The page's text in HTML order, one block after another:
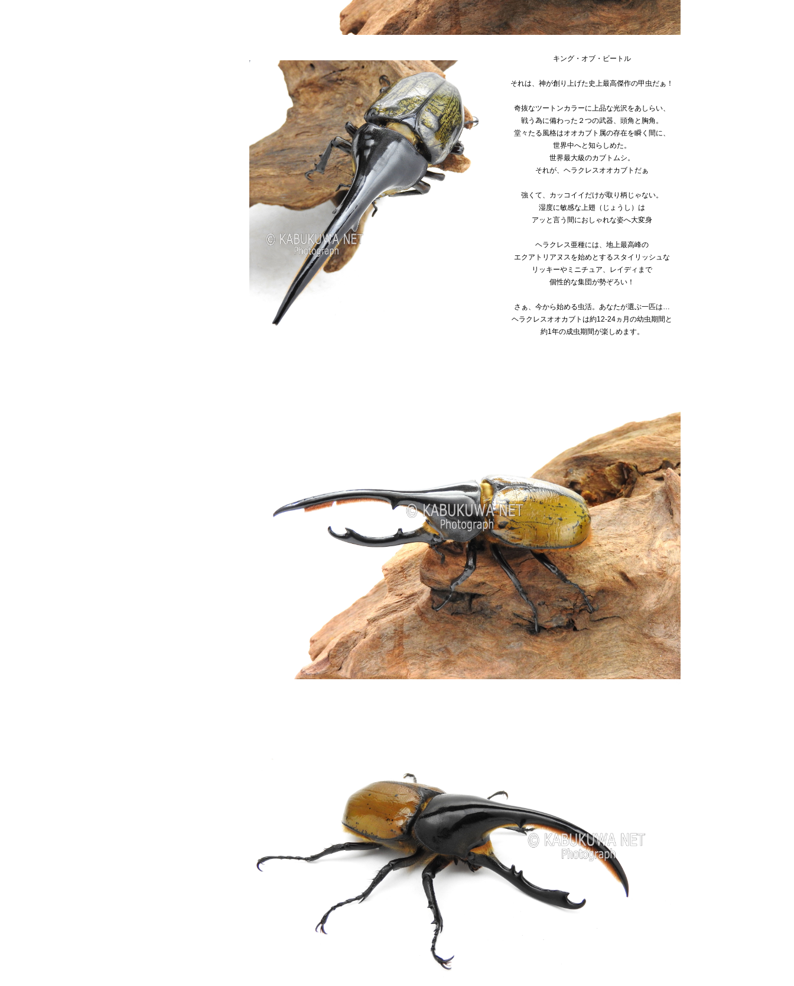
キング・オブ・ビートル
それは、神が創り上げた史上最高傑作の甲虫だぁ！
奇抜なツートンカラーに上品な光沢をあしらい、
戦う為に備わった２つの武器、頭角と胸角。
堂々たる風格はオオカブト属の存在を瞬く間に、
世界中へと知らしめた。
世界最大級のカブトムシ。
それが、ヘラクレスオオカブトだぁ
強くて、カッコイイだけが取り柄じゃない。
湿度に敏感な上翅（じょうし）は
アッと言う間におしゃれな姿へ大変身
ヘラクレス亜種には、地上最高峰の
エクアトリアヌスを始めとするスタイリッシュな
リッキーやミニチュア、レイディまで
個性的な集団が勢ぞろい！
さぁ、今から始める虫活。あなたが選ぶ一匹は…
ヘラクレスオオカブトは約12-24ヵ月の幼虫期間と
約1年の成虫期間が楽しめます。